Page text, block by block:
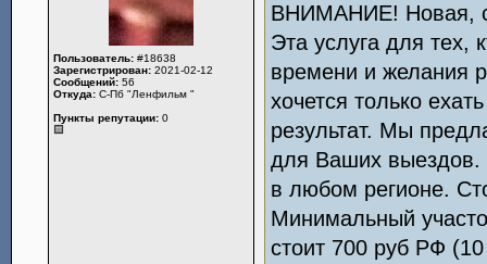
Пользователь: #18638
Зарегистрирован: 2021-02-12
Сообщений: 56
Откуда: С-Пб "Ленфильм "
Пункты репутации: 0
ВНИМАНИЕ! Новая,
Эта услуга для тех,
времени и желания
хочется только
результат. Мы
для Ваших выездов.
в любом регионе.
Минимальный
стоит 700 руб РФ